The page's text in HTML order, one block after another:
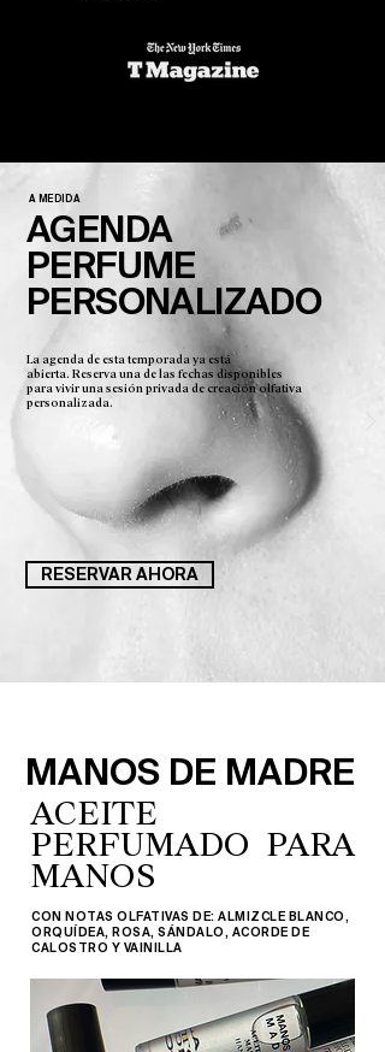
A MEDIDA
AGENDA
PERFUME
PERSONALIZADO
La agenda de esta temporada ya está
abierta. Reserva una de las fechas disponibles
para vivir una sesión privada de creación olfativa
personalizada.
RESERVAR AHORA
MANOS DE MADRE
ACEITE
PERFUMADO PARA
MANOS
CON NOTAS OLFATIVAS DE: ALMIZCLE BLANCO,
ORQUÍDEA, ROSA, SÁNDALO, ACORDE DE
CALOSTRO Y VAINILLA